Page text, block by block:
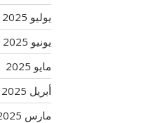
يوليو 2025
يونيو 2025
مايو 2025
أبريل 2025
مارس 2025